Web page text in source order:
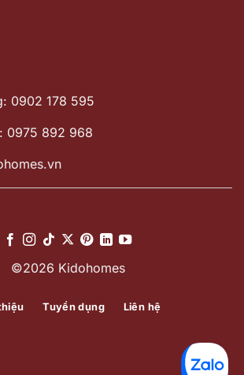
0902 178 595
0975 892 968
©2026 Kidohomes
Tuyển dụng Liên hệ